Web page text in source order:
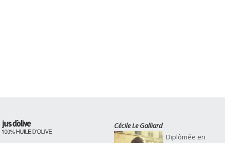
Cécile Le Galliard
Diplômée en